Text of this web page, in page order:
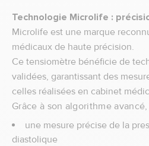
Technologie Microlife :
Microlife est une marque
médicaux de haute précision.
Ce tensiomètre bénéficie de
validées, garantissant des
celles réalisées en cabinet
Grâce à son algorithme
une mesure précise de la
diastolique